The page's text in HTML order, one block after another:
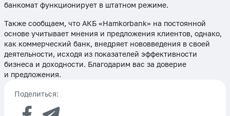
банкомат функционирует в штатном режиме.
Также сообщаем, что АКБ «Hamkorbank» на постоянной
основе учитывает мнения и предложения клиентов, однако,
как коммерческий банк, внедряет нововведения в своей
деятельности, исходя из показателей эффективности
бизнеса и доходности. Благодарим вас за доверие
и предложения.
Поделиться: